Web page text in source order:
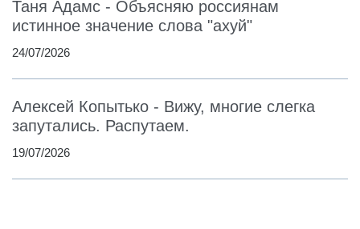
Таня Адамс - Объясняю россиянам
истинное значение слова "ахуй"
24/07/2026
Алексей Копытько - Вижу, многие слегка
запутались. Распутаем.
19/07/2026